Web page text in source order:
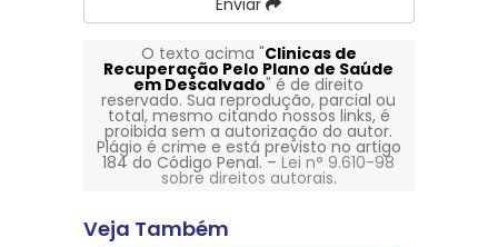
Enviar
O texto acima "Clinicas de
Recuperação Pelo Plano de Saúde
em Descalvado" é de direito
reservado. Sua reprodução, parcial ou
total, mesmo citando nossos links, é
proibida sem a autorização do autor.
Plágio é crime e está previsto no artigo
184 do Código Penal. –Lei n° 9.610-98
sobre direitos autorais.
Veja Também